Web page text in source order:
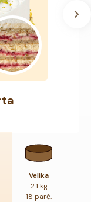
Velika
2.1 kg
18 parč.